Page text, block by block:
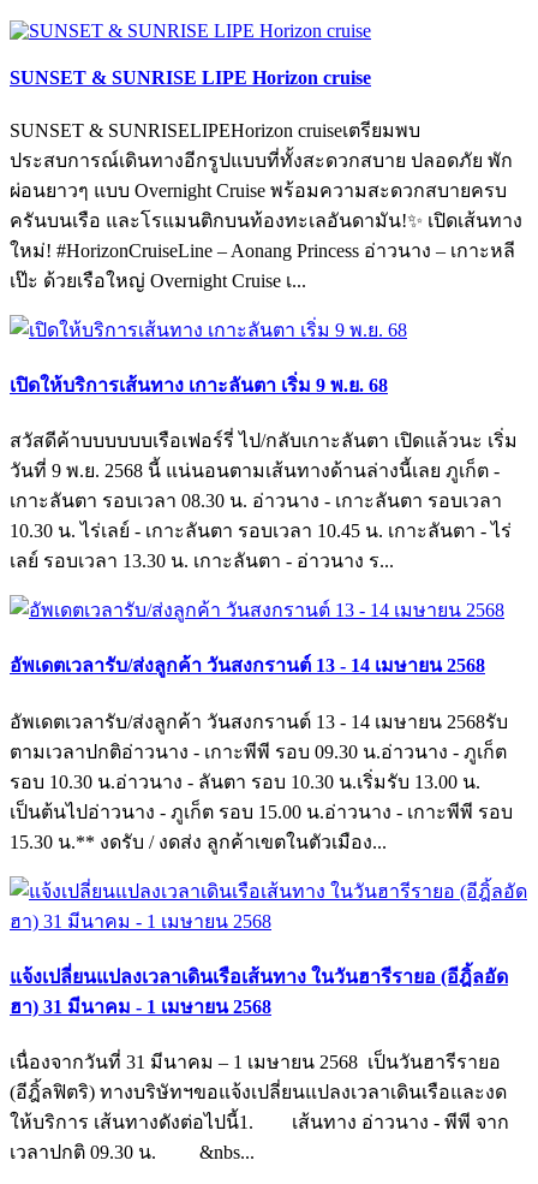
SUNSET & SUNRISE LIPE Horizon cruise
SUNSET & SUNRISELIPEHorizon cruiseเตรียมพบ
ประสบการณ์เดินทางอีกรูปแบบที่ทั้งสะดวกสบาย ปลอดภัย พัก
ผ่อนยาวๆ แบบ Overnight Cruise พร้อมความสะดวกสบายครบ
ครันบนเรือ และโรแมนติกบนท้องทะเลอันดามัน!✨ เปิดเส้นทาง
ใหม่! #HorizonCruiseLine – Aonang Princess อ่าวนาง – เกาะหลี
เป๊ะ ด้วยเรือใหญ่ Overnight Cruise เ...
เปิดให้บริการเส้นทาง เกาะลันตา เริ่ม 9 พ.ย. 68
สวัสดีค้าบบบบบบเรือเฟอร์รี่ ไป/กลับเกาะลันตา เปิดแล้วนะ เริ่ม
วันที่ 9 พ.ย. 2568 นี้ แน่นอนตามเส้นทางด้านล่างนี้เลย ภูเก็ต -
เกาะลันตา รอบเวลา 08.30 น. อ่าวนาง - เกาะลันตา รอบเวลา
10.30 น. ไร่เลย์ - เกาะลันตา รอบเวลา 10.45 น. เกาะลันตา - ไร่
เลย์ รอบเวลา 13.30 น. เกาะลันตา - อ่าวนาง ร...
อัพเดตเวลารับ/ส่งลูกค้า วันสงกรานต์ 13 - 14 เมษายน 2568
อัพเดตเวลารับ/ส่งลูกค้า วันสงกรานต์ 13 - 14 เมษายน 2568รับ
ตามเวลาปกติอ่าวนาง - เกาะพีพี รอบ 09.30 น.อ่าวนาง - ภูเก็ต
รอบ 10.30 น.อ่าวนาง - ลันตา รอบ 10.30 น.เริ่มรับ 13.00 น.
เป็นต้นไปอ่าวนาง - ภูเก็ต รอบ 15.00 น.อ่าวนาง - เกาะพีพี รอบ
15.30 น.** งดรับ / งดส่ง ลูกค้าเขตในตัวเมือง...
แจ้งเปลี่ยนแปลงเวลาเดินเรือเส้นทาง ในวันฮารีรายอ (อีฎิ้ลอัด
ฮา) 31 มีนาคม - 1 เมษายน 2568
เนื่องจากวันที่ 31 มีนาคม – 1 เมษายน 2568 เป็นวันฮารีรายอ
(อีฎิ้ลฟิตริ) ทางบริษัทฯขอแจ้งเปลี่ยนแปลงเวลาเดินเรือและงด
ให้บริการ เส้นทางดังต่อไปนี้1. เส้นทาง อ่าวนาง - พีพี จาก
เวลาปกติ 09.30 น. &nbs...